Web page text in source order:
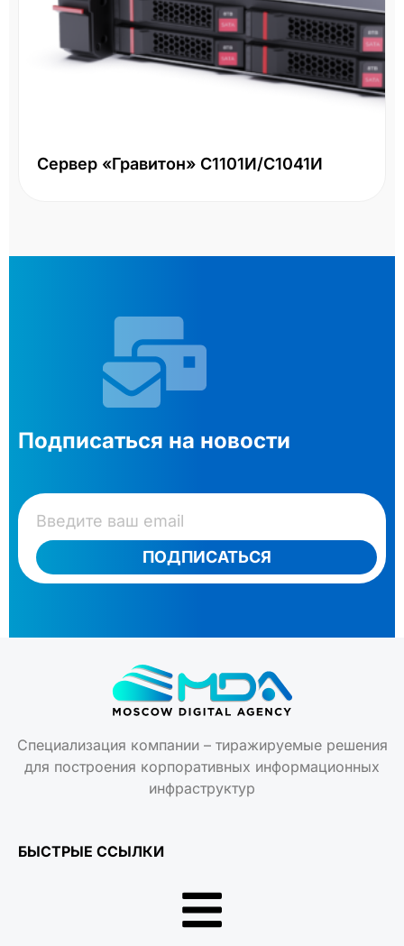
Сервер «Гравитон» С1101И/С1041И
Подписаться на новости
ПОДПИСАТЬСЯ
Специализация компании – тиражируемые решения
для построения корпоративных информационных
инфраструктур
БЫСТРЫЕ ССЫЛКИ